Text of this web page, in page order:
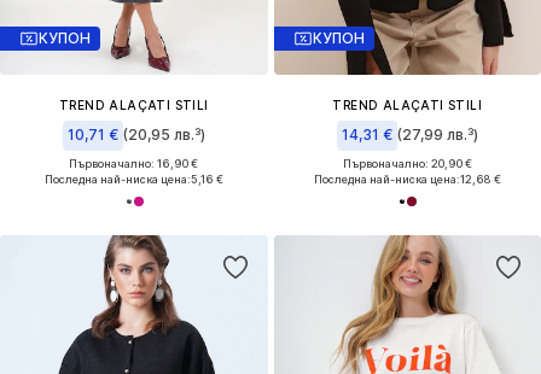
КУПОН
TREND ALAÇATI STILI
10,71 € (20,95 лв.³)
Първоначално: 16,90 €
Последна най-ниска цена:5,16 €
КУПОН
TREND ALAÇATI STILI
14,31 € (27,99 лв.³)
Първоначално: 20,90 €
Последна най-ниска цена:12,68 €